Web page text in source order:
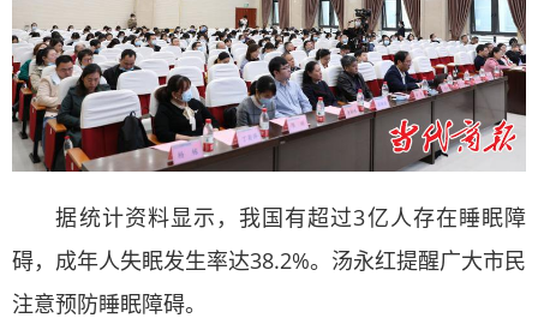
据统计资料显示，我国有超过3亿人存在睡眠障
碍，成年人失眠发生率达38.2%。汤永红提醒广大市民
注意预防睡眠障碍。